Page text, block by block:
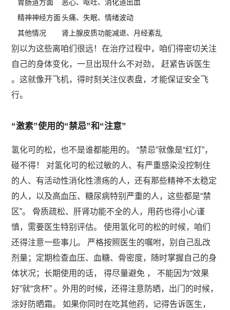
胃肠道方面
恶心、呕吐、消化道出血
精神神经方面头痛、失眠、情绪波动
其他情况
肾上腺皮质功能减退、月经紊乱
别以为这些离咱们很远！在治疗过程中，咱们得密切关注
自己的身体变化，一旦出现什么不对劲， 赶紧告诉医生
。这就像开飞机，得时刻关注仪表盘，才能保证安全飞
行。
“激素”使用的“禁忌”和“注意”
氢化可的松，也不是谁都能用的。 “禁忌”就像是“红灯”，
碰不得！ 对氢化可的松过敏的人、有严重感染没控制住
的人、有活动性消化性溃疡的人，还有那些精神不太稳定
的人，以及高血压、糖尿病特别严重的人，这些都是“禁
区”。 骨质疏松、肝肾功能不全的人，用药也得小心谨
慎，需要医生特别评估。 使用氢化可的松的时候，咱们
还得注意一些事儿。 严格按照医生的嘱咐，别自己乱改
剂量；定期检查血压、血糖、骨密度，随时掌握自己的身
体状况；长期使用的话， 得尽量避免 ， 不能因为“效果
好”就“贪杯” 。外用的时候，还得注意防晒，出门的时候，
涂好防晒霜。 如果你同时在吃其他药，记得告诉医生，